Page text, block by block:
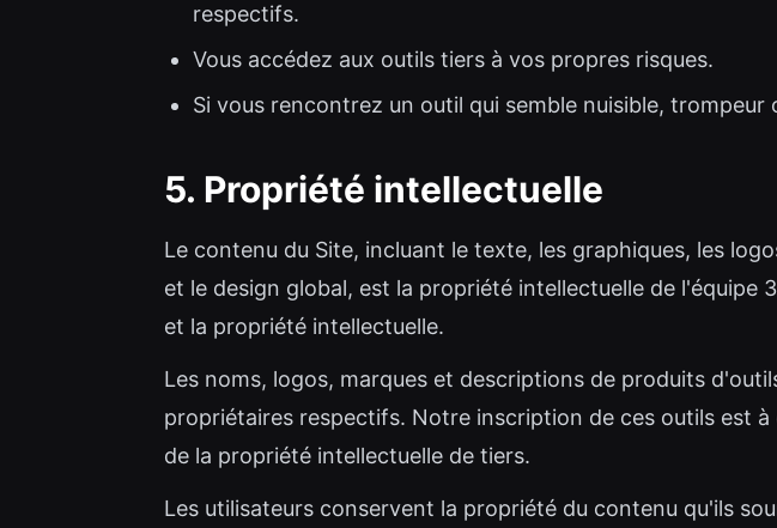
respectifs.
Vous accédez aux outils tiers à vos propres risques.
Si vous rencontrez un outil qui semble nuisible,
5. Propriété intellectuelle
Le contenu du Site, incluant le texte, les graphiques, les
et le design global, est la propriété intellectuelle de
et la propriété intellectuelle.
Les noms, logos, marques et descriptions de produits
propriétaires respectifs. Notre inscription de ces outils est
de la propriété intellectuelle de tiers.
Les utilisateurs conservent la propriété du contenu qu'ils